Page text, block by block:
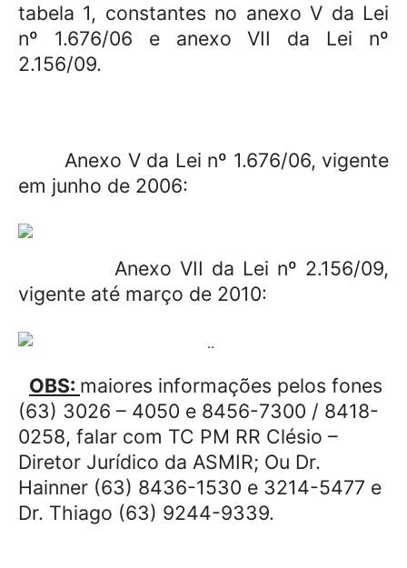
tabela 1, constantes no anexo V da Lei
nº 1.676/06 e anexo VII da Lei nº
2.156/09.
Anexo V da Lei nº 1.676/06, vigente
em junho de 2006:
Anexo VII da Lei nº 2.156/09,
vigente até março de 2010:
OBS: maiores informações pelos fones
(63) 3026 – 4050 e 8456-7300 / 8418-
0258, falar com TC PM RR Clésio –
Diretor Jurídico da ASMIR; Ou Dr.
Hainner (63) 8436-1530 e 3214-5477 e
Dr. Thiago (63) 9244-9339.